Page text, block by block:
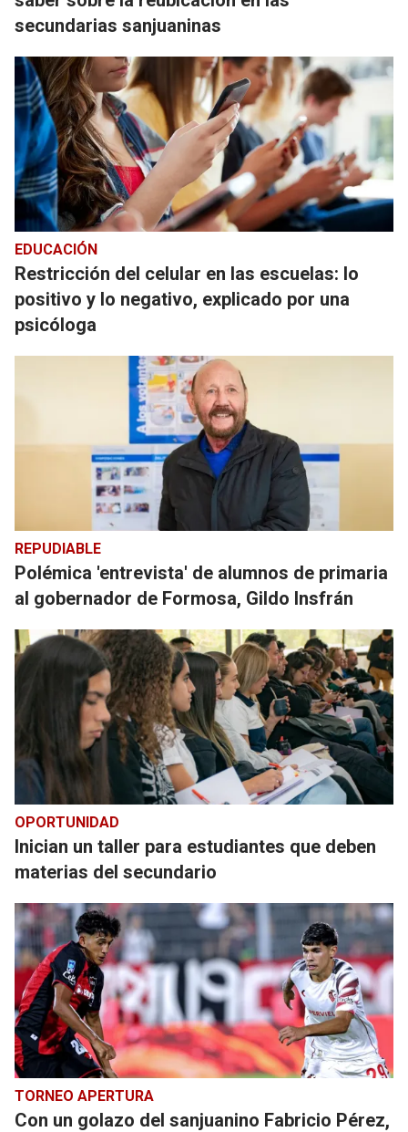
secundarias sanjuaninas
EDUCACIÓN
Restricción del celular en las escuelas: lo
positivo y lo negativo, explicado por una
psicóloga
REPUDIABLE
Polémica 'entrevista' de alumnos de primaria
al gobernador de Formosa, Gildo Insfrán
OPORTUNIDAD
Inician un taller para estudiantes que deben
materias del secundario
TORNEO APERTURA
Con un golazo del sanjuanino Fabricio Pérez,